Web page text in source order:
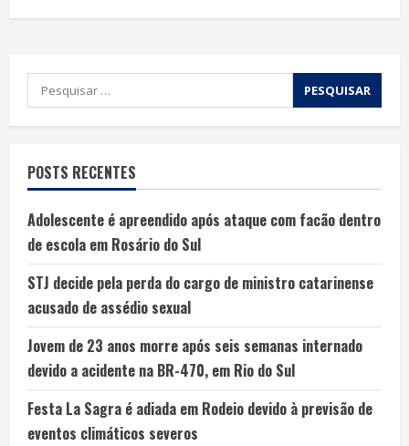
POSTS RECENTES
Adolescente é apreendido após ataque com facão dentro
de escola em Rosário do Sul
STJ decide pela perda do cargo de ministro catarinense
acusado de assédio sexual
Jovem de 23 anos morre após seis semanas internado
devido a acidente na BR-470, em Rio do Sul
Festa La Sagra é adiada em Rodeio devido à previsão de
eventos climáticos severos